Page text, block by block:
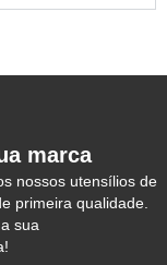
marca
nossos utensílios de
primeira qualidade.
sua